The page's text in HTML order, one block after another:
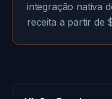
integração nativa
receita a partir de